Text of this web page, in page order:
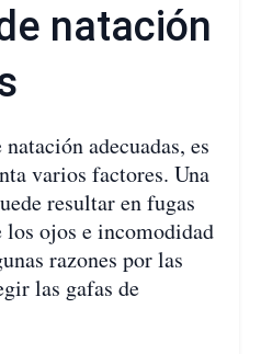
natación
adecuadas, es
varios factores. Una
resultar en fugas
ojos e incomodidad
razones por las
las gafas de